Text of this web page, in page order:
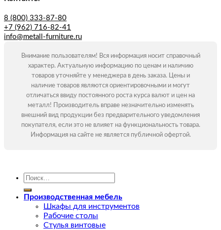
8 (800) 333-87-80
+7 (962) 716-82-41
info@metall-furniture.ru
Внимание пользователям! Вся информация носит справочный
характер. Актуальную информацию по ценам и наличию
товаров уточняйте у менеджера в день заказа. Цены и
наличие товаров являются ориентировочными и могут
отличаться ввиду постоянного роста курса валют и цен на
металл! Производитель вправе незначительно изменять
внешний вид продукции без предварительного уведомления
покупателя, если это не влияет на функциональность товара.
Информация на сайте не является публичной офертой.
Искать:
Производственная мебель
Шкафы для инструментов
Рабочие столы
Стулья винтовые